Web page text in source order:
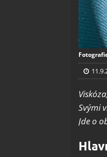
Visk
Svými
Jde o